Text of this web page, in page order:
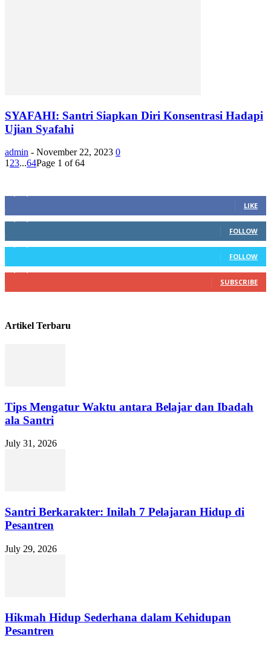
SYAFAHI: Santri Siapkan Diri Konsentrasi Hadapi
Ujian Syafahi
admin - November 22, 2023 0
123...64Page 1 of 64
LIKE
1,102,345 Followers
FOLLOW
1,004,523 Followers
FOLLOW
4,500,345 Subscribers
SUBSCRIBE
Artikel Terbaru
Tips Mengatur Waktu antara Belajar dan Ibadah
ala Santri
July 31, 2026
Santri Berkarakter: Inilah 7 Pelajaran Hidup di
Pesantren
July 29, 2026
Hikmah Hidup Sederhana dalam Kehidupan
Pesantren